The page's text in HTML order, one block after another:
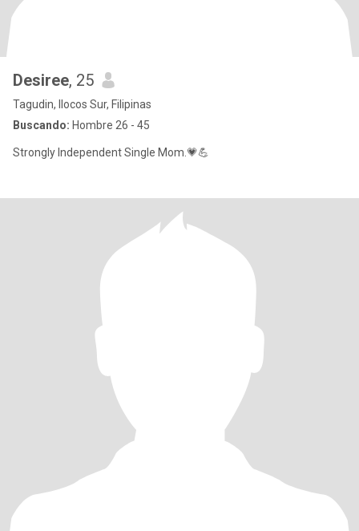
Desiree, 25
Tagudin, Ilocos Sur, Filipinas
Buscando: Hombre 26 - 45
Strongly Independent Single Mom.💗💪